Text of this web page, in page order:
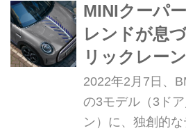
MINIクーパ
レンドが息
リックレー
ン」が登場
2022年2月7日、
の3モデル（3ド
ン）に、独創的